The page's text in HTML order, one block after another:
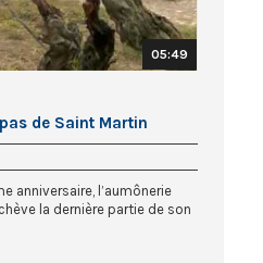
05:49
de Saint Martin
anniversaire, l’aumônerie
la dernière partie de son